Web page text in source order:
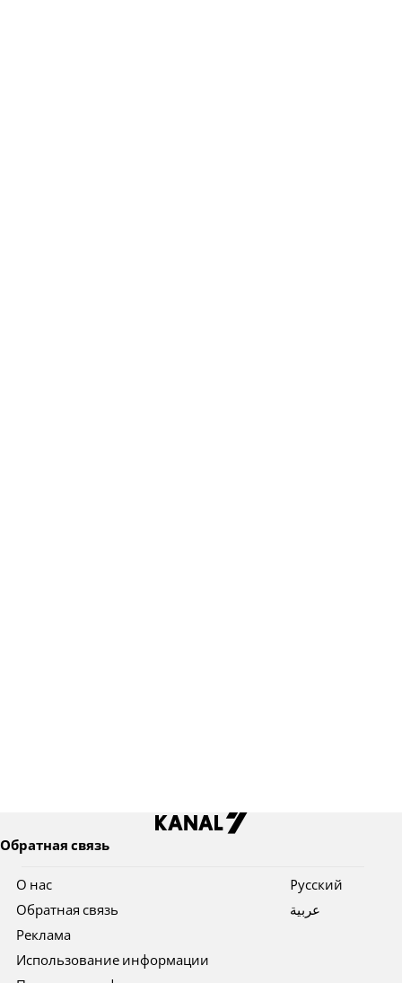
Обратная связь
О нас
Обратная связь
Реклама
Использование информации
Pусский
عربية